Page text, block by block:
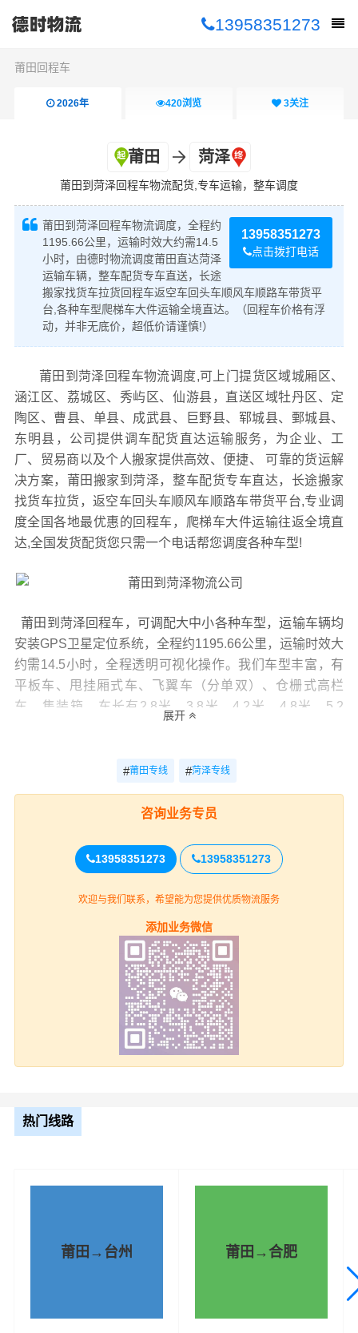
13958351273
莆田回程车
2026年 420浏览 3关注
莆田 菏泽
莆田到菏泽回程车物流配货,专车运输，整车调度
13958351273
点击拨打电话
莆田到菏泽回程车物流调度，全程约
1195.66公里，运输时效大约需14.5
小时，由德时物流调度莆田直达菏泽
运输车辆，整车配货专车直送，长途
搬家找货车拉货回程车返空车回头车顺风车顺路车带货平
台,各种车型爬梯车大件运输全境直达。（回程车价格有浮
动，并非无底价，超低价请谨慎!）
莆田到菏泽回程车物流调度,可上门提货区域城厢区、
涵江区、荔城区、秀屿区、仙游县，直送区域牡丹区、定
陶区、曹县、单县、成武县、巨野县、郓城县、鄄城县、
东明县，公司提供调车配货直达运输服务，为企业、工
厂、贸易商以及个人搬家提供高效、便捷、 可靠的货运解
决方案，莆田搬家到菏泽，整车配货专车直达，长途搬家
找货车拉货，返空车回头车顺风车顺路车带货平台,专业调
度全国各地最优惠的回程车，爬梯车大件运输往返全境直
达,全国发货配货您只需一个电话帮您调度各种车型!
莆田到菏泽回程车，可调配大中小各种车型，运输车辆均
安装GPS卫星定位系统，全程约1195.66公里，运输时效大
约需14.5小时，全程透明可视化操作。我们车型丰富，有
平板车、甩挂厢式车、飞翼车（分单双）、仓栅式高栏
车、集装箱，车长有2.8米、3.8米、4.2米、4.8米、5.2
宽有1.8米、2米、2.3米、2.4米、2.45米、2.8米、3米，满
在莆田建立了庞大的信息采集市场开发物流配送等货运专
做到门对门的服务，建立服务客户的全国性网络，并且不
断资金加强基础建设，积极研发和引进具有高科技含量的
信息技术与设备，确保服务质量的稳步提升，奠定了业内
还有更多有关莆田到菏泽物流托运问题，都可通过咨询我
司客服专员，我司将会详细回答您的问题，找莆田到菏泽
，优选莆田德时物流（物流解决方案专家）。
展开
#莆田专线 #菏泽专线
咨询业务专员
13958351273 13958351273
欢迎与我们联系，希望能为您提供优质物流服务
添加业务微信
热门线路
莆田→台州 莆田→合肥